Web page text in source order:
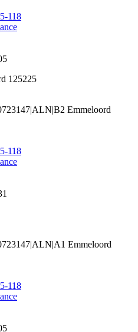
118
125225
Emmeloord
118
Emmeloord
118